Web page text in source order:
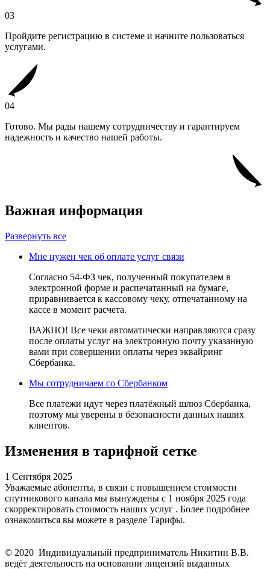
03
Пройдите регистрацию в системе и начните пользоваться
услугами.
04
Готово. Мы рады нашему сотрудничеству и гарантируем
надежность и качество нашей работы.
Важная информация
Развернуть все
Мне нужен чек об оплате услуг связи
Согласно 54-ФЗ чек, полученный покупателем в
электронной форме и распечатанный на бумаге,
приравнивается к кассовому чеку, отпечатанному на
кассе в момент расчета.
ВАЖНО! Все чеки автоматически направляются сразу
после оплаты услуг на электронную почту указанную
вами при совершении оплаты через эквайринг
Сбербанка.
Мы сотрудничаем со Сбербанком
Все платежи идут через платёжный шлюз Сбербанка,
поэтому мы уверены в безопасности данных наших
клиентов.
Изменения в тарифной сетке
1 Сентября 2025
Уважаемые абоненты, в связи с повышением стоимости
спутникового канала мы вынуждены с 1 ноября 2025 года
скорректировать стоимость наших услуг . Более подробнее
ознакомиться вы можете в разделе Тарифы.
© 2020 Индивидуальный предприниматель Никитин В.В.
ведёт деятельность на основании лицензий выданных